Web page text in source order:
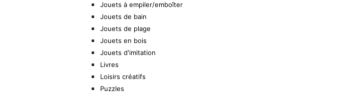
Jouets à empiler/emboîter
Jouets de bain
Jouets de plage
Jouets en bois
Jouets d'imitation
Livres
Loisirs créatifs
Puzzles